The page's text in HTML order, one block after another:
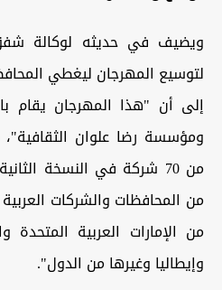
ويضيف في حديثه لوكالة
لتوسيع المهرجان ليغطي
إلى أن "هذا المهرجان يقام
ومؤسسة رضا علوان
من 70 شركة في النسخة
من الإمارات العربية المتحدة
وإيطاليا وغيرها من الدول".